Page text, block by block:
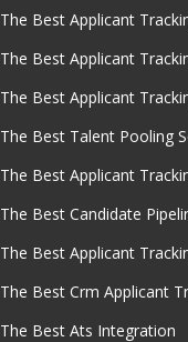
The Best Applicant
The Best Applicant
The Best Applicant
The Best Talent Pooling
The Best Applicant
The Best Candidate
The Best Applicant
The Best Crm Applicant
The Best Ats Integration